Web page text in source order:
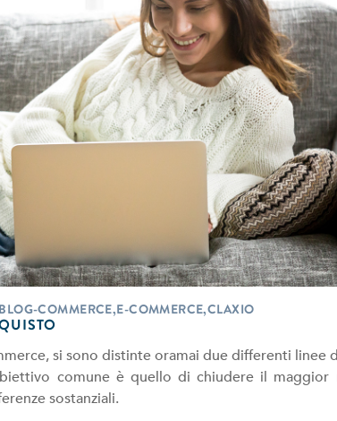
COMMERCE,E-COMMERCE,CLAXIO
si sono distinte oramai due differenti linee
comune è quello di chiudere il maggior
sostanziali.